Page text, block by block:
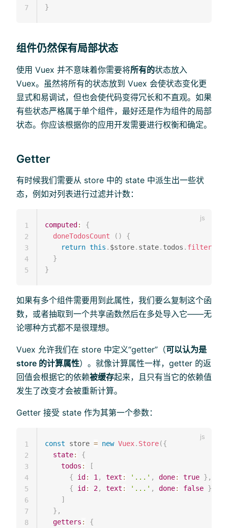
}
7
组件仍然保有局部状态
使用 Vuex 并不意味着你需要将所有的状态放入
Vuex。虽然将所有的状态放到 Vuex 会使状态变化更
显式和易调试，但也会使代码变得冗长和不直观。如果
有些状态严格属于单个组件，最好还是作为组件的局部
状态。你应该根据你的应用开发需要进行权衡和确定。
Getter
有时候我们需要从 store 中的 state 中派生出一些状
态，例如对列表进行过滤并计数：
computed :
{
doneTodosCount
( )
{
return this . $store. state. todos . filter
}
}
1
2
3
4
5
如果有多个组件需要用到此属性，我们要么复制这个函
数，或者抽取到一个共享函数然后在多处导入它——无
论哪种方式都不是很理想。
Vuex 允许我们在 store 中定义“getter”（可以认为是
store 的计算属性）。就像计算属性一样，getter 的返
回值会根据它的依赖被缓存起来，且只有当它的依赖值
发生了改变才会被重新计算。
Getter 接受 state 作为其第一个参数：
const store = new Vuex. Store({
state:
{
todos :
[
{
id : 1 , text : '...' , done: true } ,
{
id : 2, text : '...' , done: false }
]
} ,
getters :
{
1
2
3
4
5
6
7
8